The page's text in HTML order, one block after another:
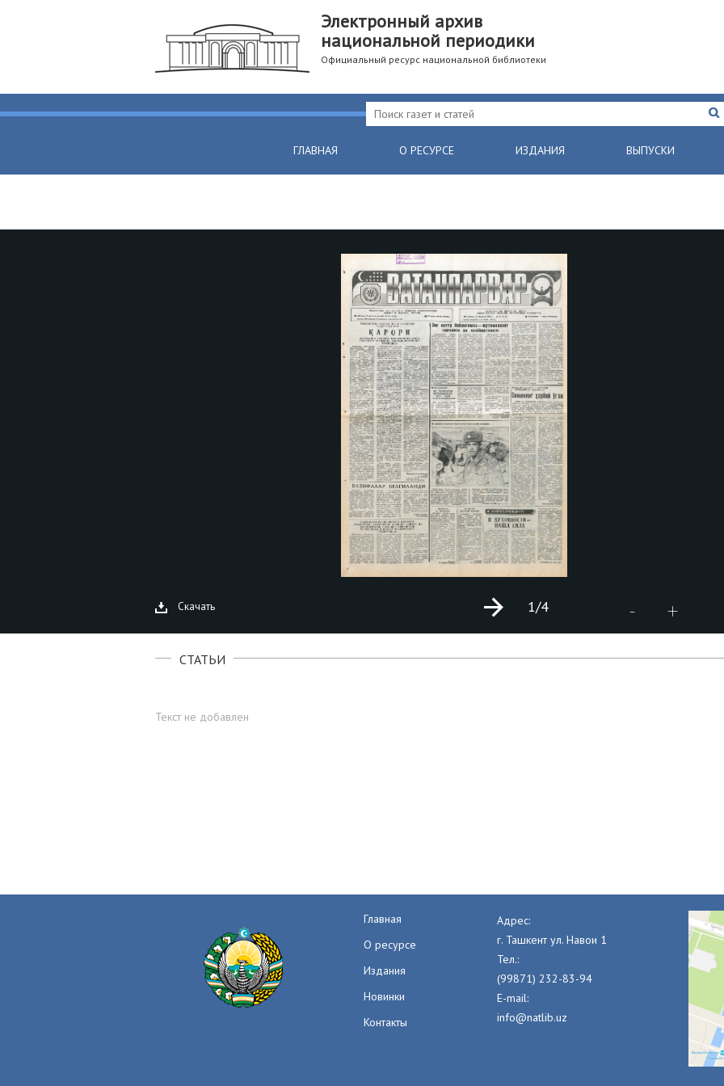
Электронный архив
национальной периодики
Официальный ресурс национальной библиотеки
ГЛАВНАЯ О РЕСУРСЕ ИЗДАНИЯ ВЫПУСКИ
Скачать - +
1/4
СТАТЬИ
Текст не добавлен
Главная
О ресурсе
Издания
Новинки
Контакты
Адрес:
г. Ташкент ул. Навои 1
Тел.:
(99871) 232-83-94
E-mail:
info@natlib.uz